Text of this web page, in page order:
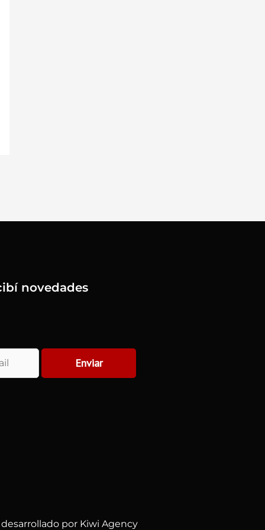
novedades
Enviar
por Kiwi Agency